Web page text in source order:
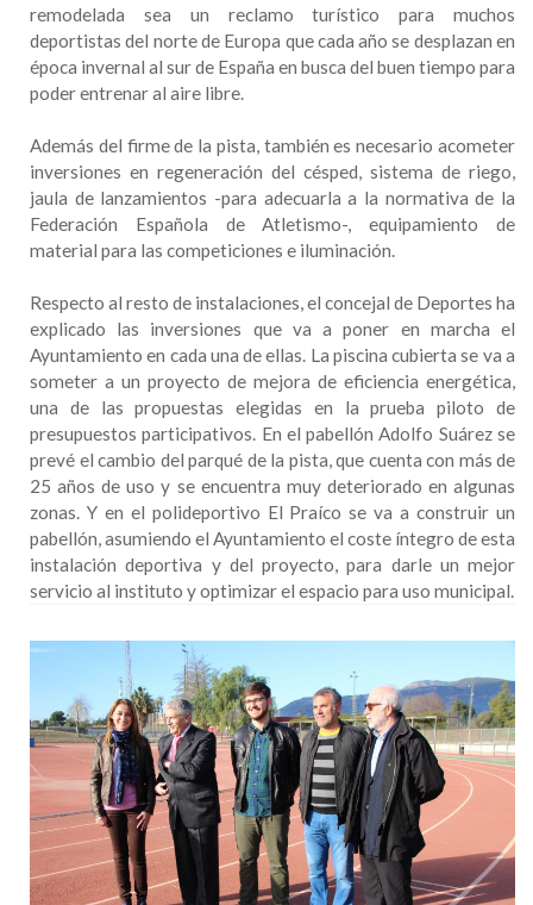
remodelada sea un reclamo turístico para muchos
deportistas del norte de Europa que cada año se desplazan en
época invernal al sur de España en busca del buen tiempo para
poder entrenar al aire libre.
Además del firme de la pista, también es necesario acometer
inversiones en regeneración del césped, sistema de riego,
jaula de lanzamientos -para adecuarla a la normativa de la
Federación Española de Atletismo-, equipamiento de
material para las competiciones e iluminación.
Respecto al resto de instalaciones, el concejal de Deportes ha
explicado las inversiones que va a poner en marcha el
Ayuntamiento en cada una de ellas. La piscina cubierta se va a
someter a un proyecto de mejora de eficiencia energética,
una de las propuestas elegidas en la prueba piloto de
presupuestos participativos. En el pabellón Adolfo Suárez se
prevé el cambio del parqué de la pista, que cuenta con más de
25 años de uso y se encuentra muy deteriorado en algunas
zonas. Y en el polideportivo El Praíco se va a construir un
pabellón, asumiendo el Ayuntamiento el coste íntegro de esta
instalación deportiva y del proyecto, para darle un mejor
servicio al instituto y optimizar el espacio para uso municipal.